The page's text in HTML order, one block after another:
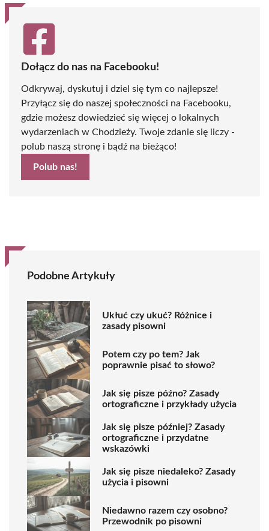
Dołącz do nas na Facebooku!
Odkrywaj, dyskutuj i dziel się tym co najlepsze!
Przyłącz się do naszej społeczności na Facebooku,
gdzie możesz dowiedzieć się więcej o lokalnych
wydarzeniach w Chodzieży. Twoje zdanie się liczy -
polub naszą stronę i bądź na bieżąco!
Polub nas!
Podobne Artykuły
Ukłuć czy ukuć? Różnice i
zasady pisowni
Potem czy po tem? Jak
poprawnie pisać to słowo?
Jak się pisze późno? Zasady
ortograficzne i przykłady użycia
Jak się pisze później? Zasady
ortograficzne i przydatne
wskazówki
Jak się pisze niedaleko? Zasady
użycia i pisowni
Niedawno razem czy osobno?
Przewodnik po pisowni